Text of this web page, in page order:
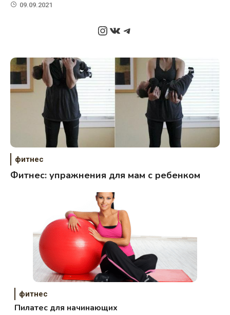
09.09.2021
Instagram
ВКонтакте
Telegram
фитнес
Фитнес: упражнения для мам с ребенком
фитнес
Пилатес для начинающих